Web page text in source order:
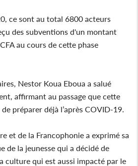
ce sont au total 6800 acteurs
des subventions d'un montant
au cours de cette phase
Nestor Koua Eboua a salué
affirmant au passage que cette
préparer déjà l’après COVID-19.
et de la Francophonie a exprimé sa
de la jeunesse qui a décidé de
culture qui est aussi impacté par le